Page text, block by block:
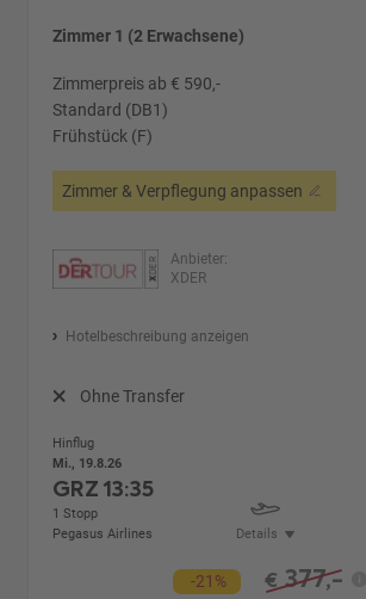
Zimmer 1 (2 Erwachsene)
Zimmerpreis ab € 590,-
Standard (DB1)
Frühstück (F)
Zimmer & Verpflegung anpassen
Anbieter:
XDER
Hotelbeschreibung anzeigen
Ohne Transfer
Hinflug
Mi., 19.8.26
GRZ13:35
1 Stopp
Pegasus Airlines
Details
-21% € 377,-